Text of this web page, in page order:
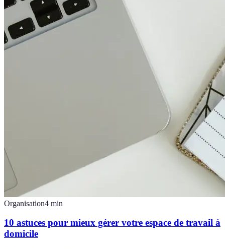
Organisation4 min
10 astuces pour mieux gérer votre espace de travail à
domicile